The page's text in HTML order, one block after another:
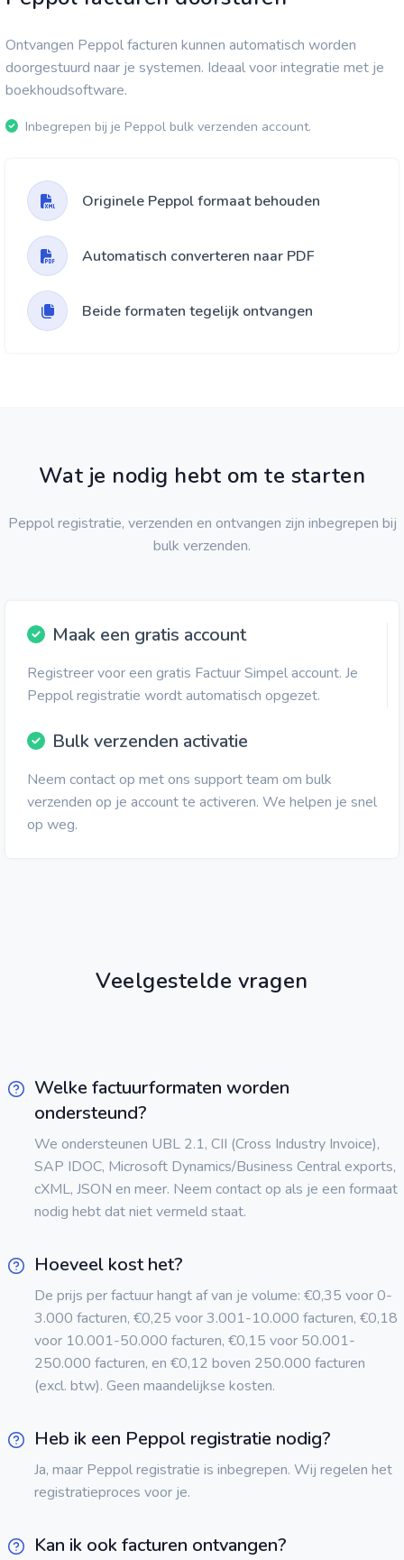
Originele Peppol formaat behouden
Automatisch converteren naar PDF
Beide formaten tegelijk ontvangen
Ontvangen Peppol facturen kunnen automatisch worden
doorgestuurd naar je systemen. Ideaal voor integratie met je
boekhoudsoftware.
Inbegrepen bij je Peppol bulk verzenden account.
Wat je nodig hebt om te starten
Peppol registratie, verzenden en ontvangen zijn inbegrepen bij
bulk verzenden.
Maak een gratis account
Registreer voor een gratis Factuur Simpel account. Je
Peppol registratie wordt automatisch opgezet.
Bulk verzenden activatie
Neem contact op met ons support team om bulk
verzenden op je account te activeren. We helpen je snel
op weg.
Veelgestelde vragen
Welke factuurformaten worden
ondersteund?
We ondersteunen UBL 2.1, CII (Cross Industry Invoice),
SAP IDOC, Microsoft Dynamics/Business Central exports,
cXML, JSON en meer. Neem contact op als je een formaat
nodig hebt dat niet vermeld staat.
Hoeveel kost het?
De prijs per factuur hangt af van je volume: €0,35 voor 0-
3.000 facturen, €0,25 voor 3.001-10.000 facturen, €0,18
voor 10.001-50.000 facturen, €0,15 voor 50.001-
250.000 facturen, en €0,12 boven 250.000 facturen
(excl. btw). Geen maandelijkse kosten.
Heb ik een Peppol registratie nodig?
Ja, maar Peppol registratie is inbegrepen. Wij regelen het
registratieproces voor je.
Kan ik ook facturen ontvangen?